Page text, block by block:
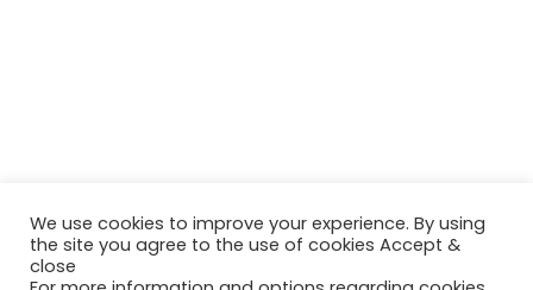
We use cookies to improve your experience. By using
the site you agree to the use of cookies Accept &
close